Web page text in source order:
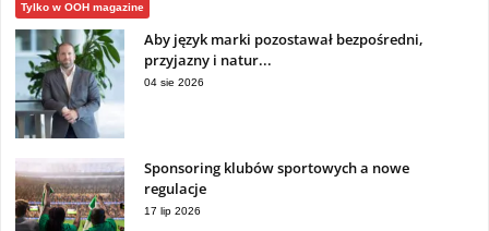
Tylko w OOH magazine
Aby język marki pozostawał bezpośredni,
przyjazny i natur...
04 sie 2026
Sponsoring klubów sportowych a nowe
regulacje
17 lip 2026